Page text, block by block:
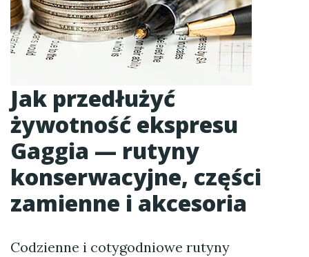
Jak przedłużyć
żywotność ekspresu
Gaggia — rutyny
konserwacyjne, części
zamienne i akcesoria
Codzienne i cotygodniowe rutyny